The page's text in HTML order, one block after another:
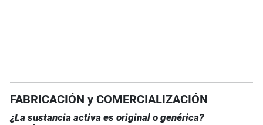
FABRICACIÓN y COMERCIALIZACIÓN
¿La sustancia activa es original o genérica?